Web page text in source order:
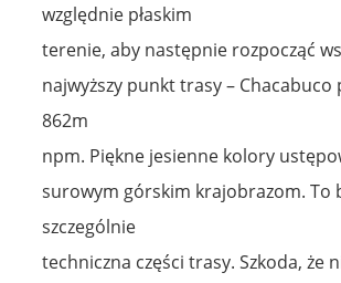
względnie płaskim
terenie, aby następnie rozpocząć
najwyższy punkt trasy – Chacabuco
862m
npm. Piękne jesienne kolory
surowym górskim krajobrazom. To
szczególnie
techniczna części trasy. Szkoda, że